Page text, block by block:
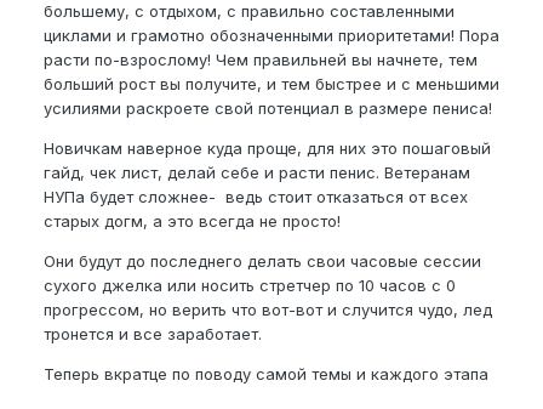
большему, с отдыхом, с правильно составленными
циклами и грамотно обозначенными приоритетами! Пора
расти по-взрослому! Чем правильней вы начнете, тем
больший рост вы получите, и тем быстрее и с меньшими
усилиями раскроете свой потенциал в размере пениса!
Новичкам наверное куда проще, для них это пошаговый
гайд, чек лист, делай себе и расти пенис. Ветеранам
НУПа будет сложнее- ведь стоит отказаться от всех
старых догм, а это всегда не просто!
Они будут до последнего делать свои часовые сессии
сухого джелка или носить стретчер по 10 часов с 0
прогрессом, но верить что вот-вот и случится чудо, лед
тронется и все заработает.
Теперь вкратце по поводу самой темы и каждого этапа